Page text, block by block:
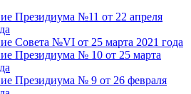
Президиума №11 от 22 апреля
Совета №VI от 25 марта 2021 года
Президиума № 10 от 25 марта
Президиума № 9 от 26 февраля